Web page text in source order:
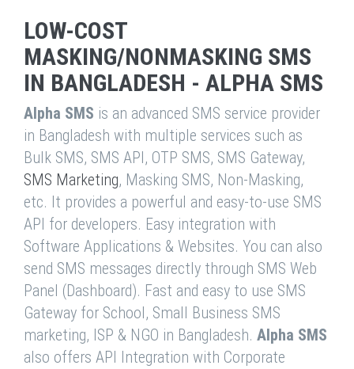
LOW-COST
MASKING/NONMASKING SMS
IN BANGLADESH - ALPHA SMS
Alpha SMS is an advanced SMS service provider
in Bangladesh with multiple services such as
Bulk SMS, SMS API, OTP SMS, SMS Gateway,
SMS Marketing, Masking SMS, Non-Masking,
etc. It provides a powerful and easy-to-use SMS
API for developers. Easy integration with
Software Applications & Websites. You can also
send SMS messages directly through SMS Web
Panel (Dashboard). Fast and easy to use SMS
Gateway for School, Small Business SMS
marketing, ISP & NGO in Bangladesh. Alpha SMS
also offers API Integration with Corporate